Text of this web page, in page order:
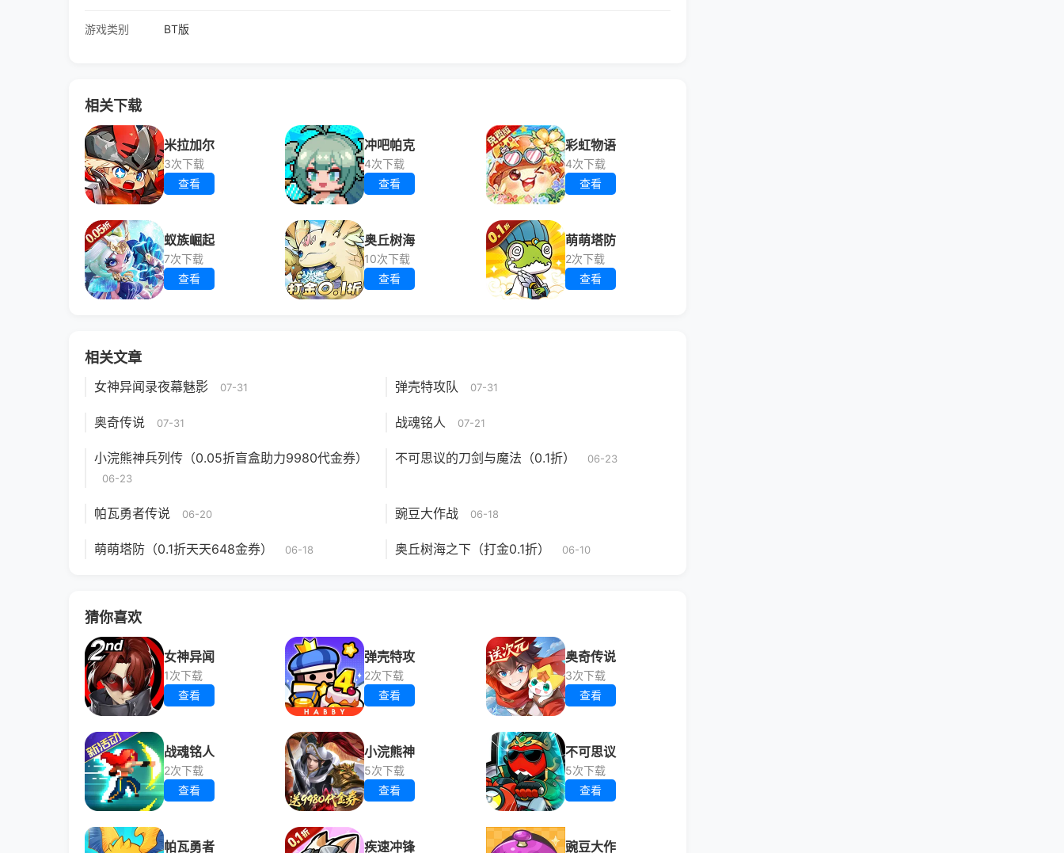
游戏类别 BT版
相关下载
米拉加尔
3次下载
查看
冲吧帕克
4次下载
查看
彩虹物语
4次下载
查看
蚁族崛起
7次下载
查看
奥丘树海
10次下载
查看
萌萌塔防
2次下载
查看
相关文章
女神异闻录夜幕魅影 07-31 弹壳特攻队 07-31
奥奇传说 07-31 战魂铭人 07-21
小浣熊神兵列传（0.05折盲盒助力9980代金券）
06-23
不可思议的刀剑与魔法（0.1折） 06-23
帕瓦勇者传说 06-20 豌豆大作战 06-18
萌萌塔防（0.1折天天648金券） 06-18 奥丘树海之下（打金0.1折） 06-10
猜你喜欢
女神异闻
1次下载
查看
弹壳特攻
2次下载
查看
奥奇传说
3次下载
查看
战魂铭人
2次下载
查看
小浣熊神
5次下载
查看
不可思议
5次下载
查看
帕瓦勇者 疾速冲锋 豌豆大作